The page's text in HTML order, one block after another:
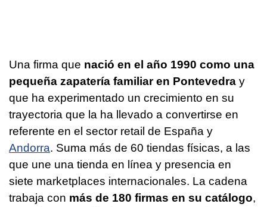
Una firma que nació en el año 1990 como una
pequeña zapatería familiar en Pontevedra y
que ha experimentado un crecimiento en su
trayectoria que la ha llevado a convertirse en
referente en el sector retail de España y
Andorra. Suma más de 60 tiendas físicas, a las
que une una tienda en línea y presencia en
siete marketplaces internacionales. La cadena
trabaja con más de 180 firmas en su catálogo,